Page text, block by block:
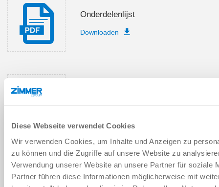
Diese Webseite verwendet Cookies
Wir verwenden Cookies, um Inhalte und Anzeigen zu
zu können und die Zugriffe auf unsere Website zu
Verwendung unserer Website an unsere Partner für soziale
Partner führen diese Informationen möglicherweise mit
Onderdelenlijst
Downloaden
CAD-gegevens downloaden